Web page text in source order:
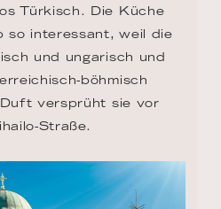
Türkisch. Die Küche
so interessant, weil die
und ungarisch und
böhmisch
versprüht sie vor
Straße.